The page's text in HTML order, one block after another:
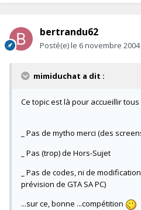
bertrandu62
Posté(e)le 6 novembre 2004
mimiduchat a dit :
Ce topic est là pour accueillir
_ Pas de mytho merci (des
_ Pas (trop) de Hors-Sujet
_ Pas de codes, ni de
prévision de GTA SA PC)
...sur ce, bonne ...compétition